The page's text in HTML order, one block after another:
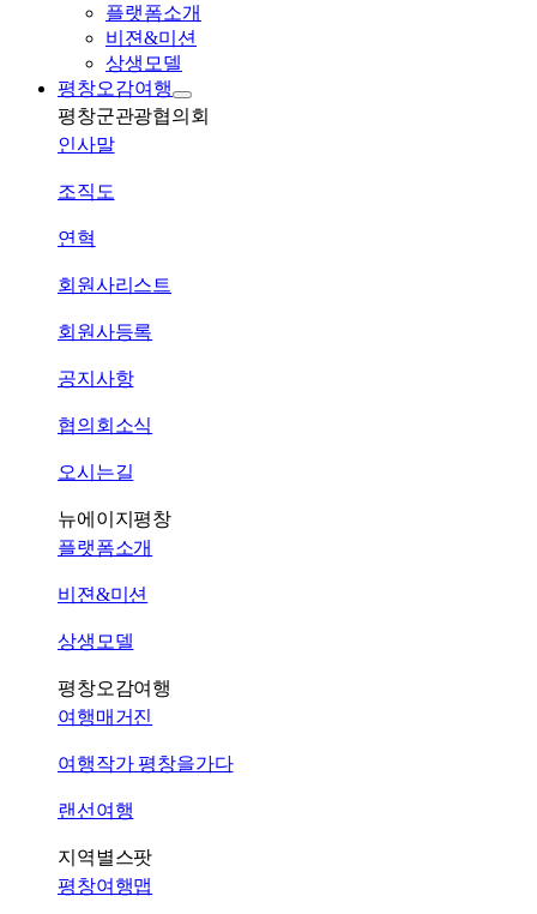
플랫폼소개
비젼&미션
상생모델
평창오감여행
평창군관광협의회
인사말
조직도
연혁
회원사리스트
회원사등록
공지사항
협의회소식
오시는길
뉴에이지평창
플랫폼소개
비젼&미션
상생모델
평창오감여행
여행매거진
여행작가 평창을가다
랜선여행
지역별스팟
평창여행맵